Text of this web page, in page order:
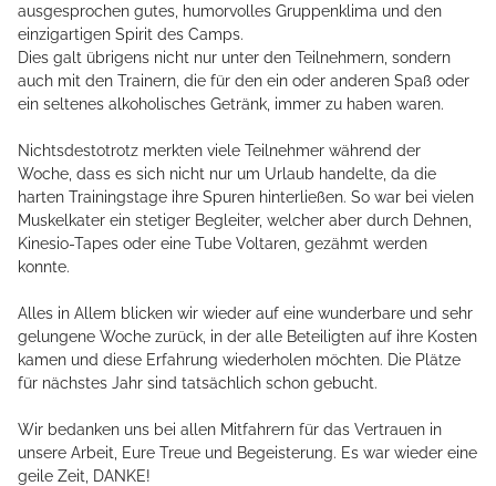
ausgesprochen gutes, humorvolles Gruppenklima und den
einzigartigen Spirit des Camps.
Dies galt übrigens nicht nur unter den Teilnehmern, sondern
auch mit den Trainern, die für den ein oder anderen Spaß oder
ein seltenes alkoholisches Getränk, immer zu haben waren.
Nichtsdestotrotz merkten viele Teilnehmer während der
Woche, dass es sich nicht nur um Urlaub handelte, da die
harten Trainingstage ihre Spuren hinterließen. So war bei vielen
Muskelkater ein stetiger Begleiter, welcher aber durch Dehnen,
Kinesio-Tapes oder eine Tube Voltaren, gezähmt werden
konnte.
Alles in Allem blicken wir wieder auf eine wunderbare und sehr
gelungene Woche zurück, in der alle Beteiligten auf ihre Kosten
kamen und diese Erfahrung wiederholen möchten. Die Plätze
für nächstes Jahr sind tatsächlich schon gebucht.
Wir bedanken uns bei allen Mitfahrern für das Vertrauen in
unsere Arbeit, Eure Treue und Begeisterung. Es war wieder eine
geile Zeit, DANKE!